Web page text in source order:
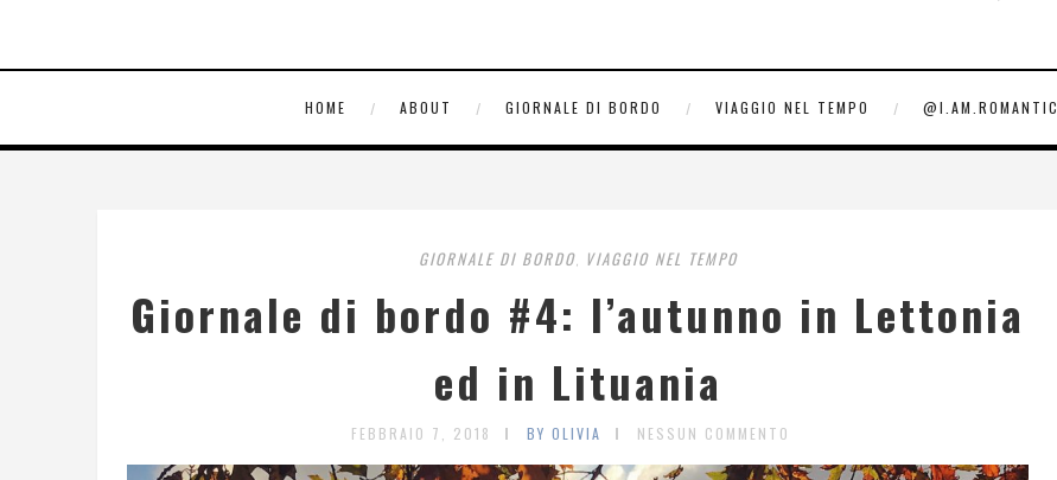
HOME ABOUT GIORNALE DI BORDO VIAGGIO NEL TEMPO @I.AM.ROMANTIC
GIORNALE DI BORDO, VIAGGIO NEL TEMPO
Giornale di bordo #4: l’autunno in Lettonia
ed in Lituania
FEBBRAIO 7, 2018 BY OLIVIA NESSUN COMMENTO